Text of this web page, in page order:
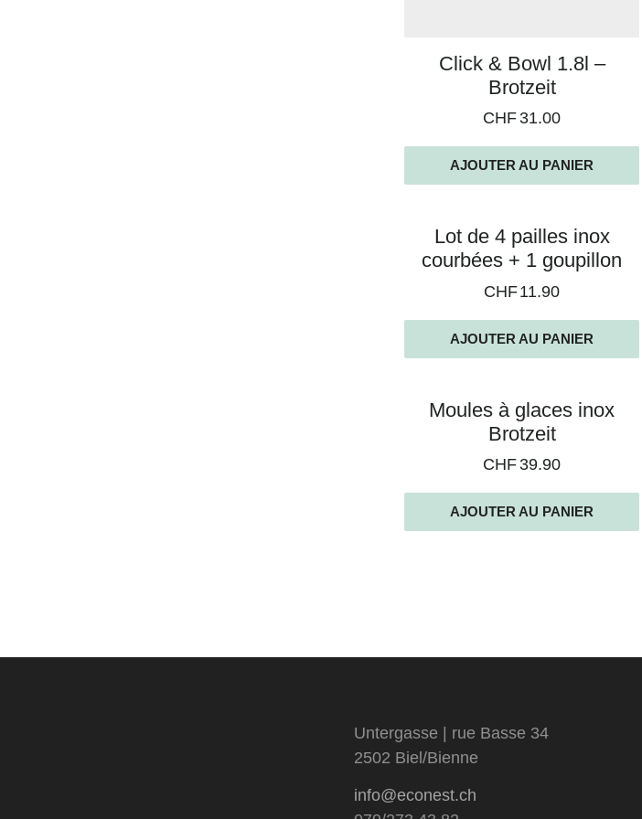
Click & Bowl 1.8l –
Brotzeit
CHF 31.00
AJOUTER AU PANIER
Lot de 4 pailles inox
courbées + 1 goupillon
CHF11.90
AJOUTER AU PANIER
Moules à glaces inox
Brotzeit
CHF 39.90
AJOUTER AU PANIER
Untergasse | rue Basse 34
2502 Biel/Bienne
info@econest.ch